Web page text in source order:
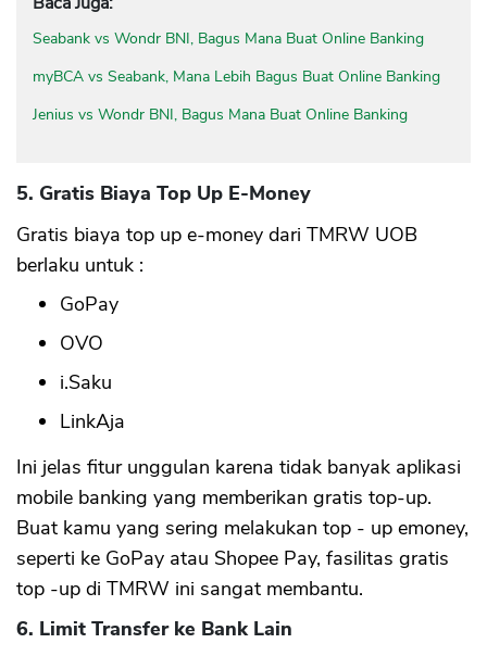
Seabank vs Wondr BNI, Bagus Mana Buat Online Banking
myBCA vs Seabank, Mana Lebih Bagus Buat Online Banking
Jenius vs Wondr BNI, Bagus Mana Buat Online Banking
5. Gratis Biaya Top Up E-Money
Gratis biaya top up e-money dari TMRW UOB
berlaku untuk :
GoPay
OVO
i.Saku
LinkAja
Ini jelas fitur unggulan karena tidak banyak aplikasi
mobile banking yang memberikan gratis top-up.
Buat kamu yang sering melakukan top - up emoney,
seperti ke GoPay atau Shopee Pay, fasilitas gratis
top -up di TMRW ini sangat membantu.
6. Limit Transfer ke Bank Lain